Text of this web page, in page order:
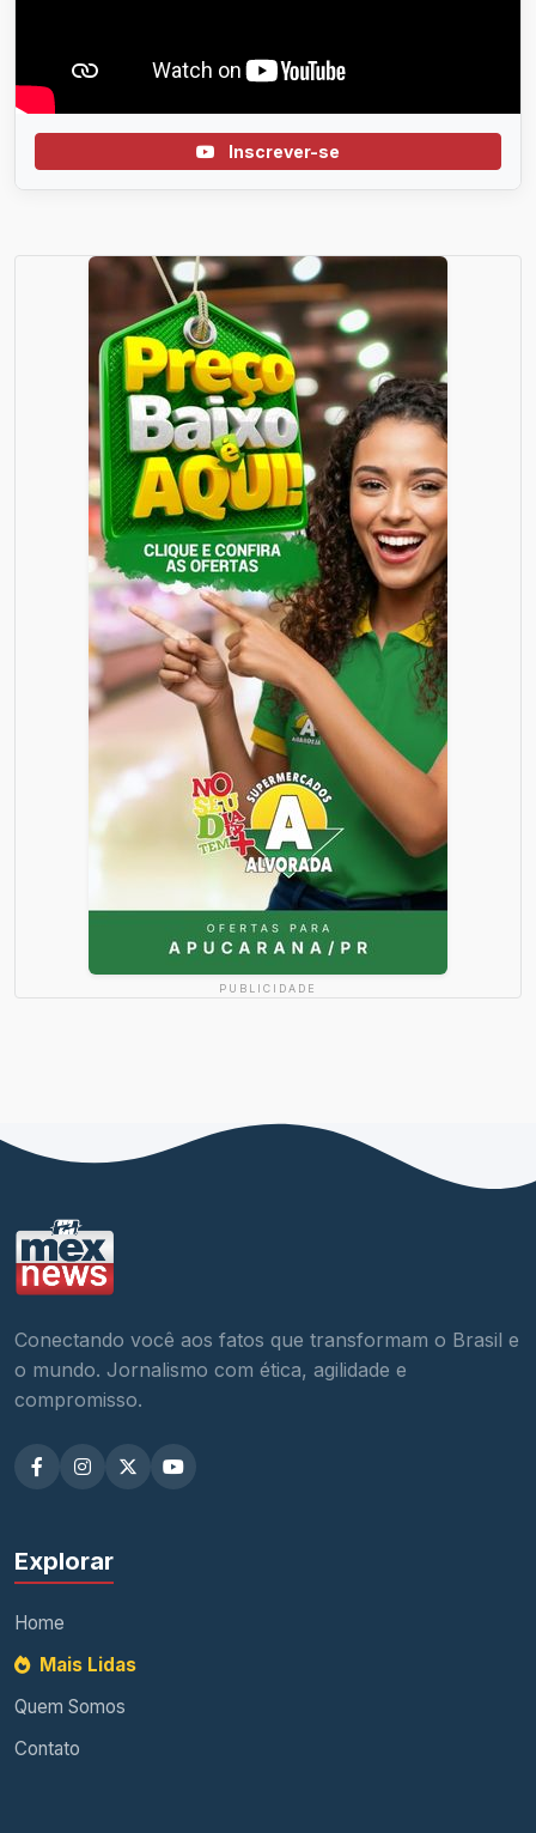
Inscrever-se
PUBLICIDADE
Conectando você aos fatos que transformam o Brasil e
o mundo. Jornalismo com ética, agilidade e
compromisso.
Explorar
Home
Mais Lidas
Quem Somos
Contato